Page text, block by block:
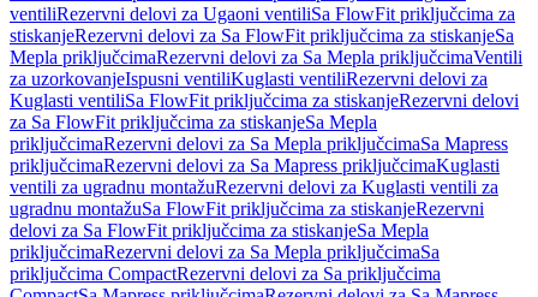
ventiliRezervni delovi za Ugaoni ventiliSa FlowFit priključcima za
stiskanjeRezervni delovi za Sa FlowFit priključcima za stiskanjeSa
Mepla priključcimaRezervni delovi za Sa Mepla priključcimaVentili
za uzorkovanjeIspusni ventiliKuglasti ventiliRezervni delovi za
Kuglasti ventiliSa FlowFit priključcima za stiskanjeRezervni delovi
za Sa FlowFit priključcima za stiskanjeSa Mepla
priključcimaRezervni delovi za Sa Mepla priključcimaSa Mapress
priključcimaRezervni delovi za Sa Mapress priključcimaKuglasti
ventili za ugradnu montažuRezervni delovi za Kuglasti ventili za
ugradnu montažuSa FlowFit priključcima za stiskanjeRezervni
delovi za Sa FlowFit priključcima za stiskanjeSa Mepla
priključcimaRezervni delovi za Sa Mepla priključcimaSa
priključcima CompactRezervni delovi za Sa priključcima